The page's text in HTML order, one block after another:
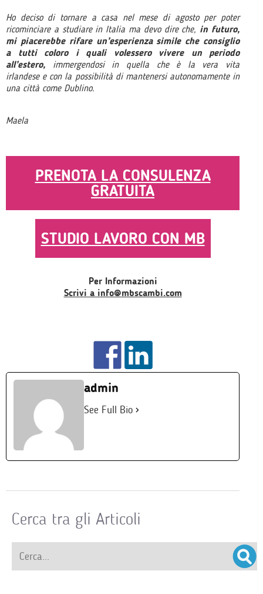
Ho deciso di tornare a casa nel mese di agosto per poter
ricominciare a studiare in Italia ma devo dire che, in futuro,
mi piacerebbe rifare un’esperienza simile che consiglio
a tutti coloro i quali volessero vivere un periodo
all’estero, immergendosi in quella che è la vera vita
irlandese e con la possibilità di mantenersi autonomamente in
una città come Dublino.
Maela
PRENOTA LA CONSULENZA
GRATUITA
STUDIO LAVORO CON MB
Per Informazioni
Scrivi a info@mbscambi.com
admin
See Full Bio
Cerca tra gli Articoli